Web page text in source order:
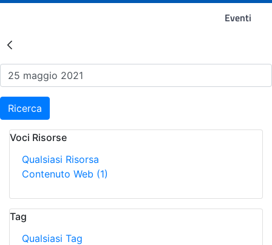
Eventi
Risultati della Ricerca -
Ricerca
Voci Risorse
Qualsiasi Risorsa
Contenuto Web (1)
Tag
Qualsiasi Tag